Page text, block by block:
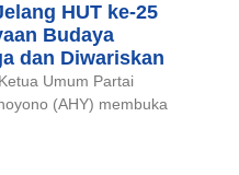
HUT ke-25
Budaya
dan Diwariskan
Umum Partai
(AHY) membuka